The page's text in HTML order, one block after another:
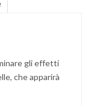
gli effetti
che apparirà